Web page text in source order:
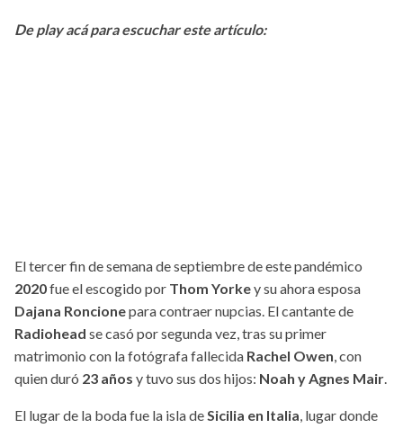
De play acá para escuchar este artículo:
El tercer fin de semana de septiembre de este pandémico
2020fue el escogido por Thom Yorkey su ahora esposa
Dajana Roncionepara contraer nupcias. El cantante de
Radiohead se casó por segunda vez, tras su primer
matrimonio con la fotógrafa fallecida Rachel Owen, con
quien duró 23 años y tuvo sus dos hijos: Noah y Agnes Mair.
El lugar de la boda fue la isla deSicilia en Italia, lugar donde